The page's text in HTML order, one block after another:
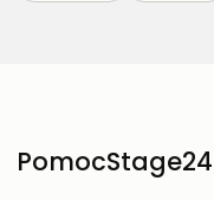
PomocStage24